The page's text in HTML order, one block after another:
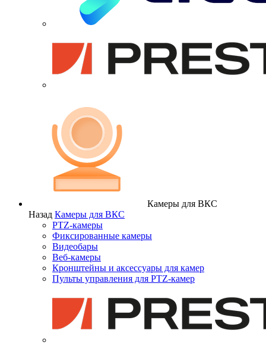
Камеры для ВКС
Назад Камеры для ВКС
PTZ-камеры
Фиксированные камеры
Видеобары
Веб-камеры
Кронштейны и аксессуары для камер
Пульты управления для PTZ-камер